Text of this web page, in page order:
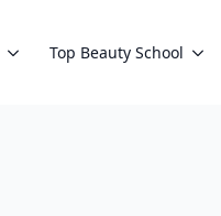
Top Beauty School